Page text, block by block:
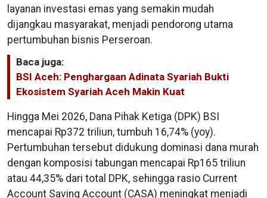
layanan investasi emas yang semakin mudah
dijangkau masyarakat, menjadi pendorong utama
pertumbuhan bisnis Perseroan.
Baca juga:
BSI Aceh: Penghargaan Adinata Syariah Bukti
Ekosistem Syariah Aceh Makin Kuat
Hingga Mei 2026, Dana Pihak Ketiga (DPK) BSI
mencapai Rp372 triliun, tumbuh 16,74% (yoy).
Pertumbuhan tersebut didukung dominasi dana murah
dengan komposisi tabungan mencapai Rp165 triliun
atau 44,35% dari total DPK, sehingga rasio Current
Account Saving Account (CASA) meningkat menjadi